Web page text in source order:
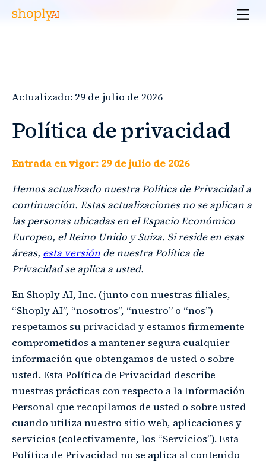
Actualizado: 29 de julio de 2026
Política de privacidad
Entrada en vigor: 29 de julio de 2026
Hemos actualizado nuestra Política de Privacidad a
continuación. Estas actualizaciones no se aplican a
las personas ubicadas en el Espacio Económico
Europeo, el Reino Unido y Suiza. Si reside en esas
áreas, esta versión de nuestra Política de
Privacidad se aplica a usted.
En Shoply AI, Inc. (junto con nuestras filiales,
“Shoply AI”, “nosotros”, “nuestro” o “nos”)
respetamos su privacidad y estamos firmemente
comprometidos a mantener segura cualquier
información que obtengamos de usted o sobre
usted. Esta Política de Privacidad describe
nuestras prácticas con respecto a la Información
Personal que recopilamos de usted o sobre usted
cuando utiliza nuestro sitio web, aplicaciones y
servicios (colectivamente, los “Servicios”). Esta
Política de Privacidad no se aplica al contenido